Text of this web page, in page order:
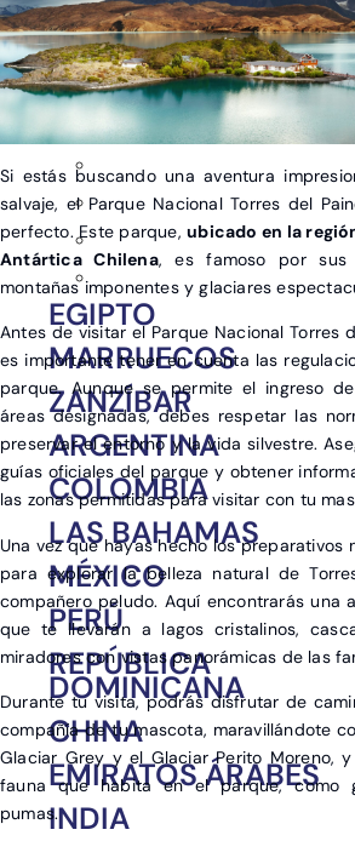
EGIPTO
MARRUECOS
ZANZÍBAR
ARGENTINA
COLOMBIA
LAS BAHAMAS
MÉXICO
PERÚ
REPÚBLICA
DOMINICANA
CHINA
EMIRATOS ÁRABES
INDIA
Si estás buscando una aventura
salvaje, el Parque Nacional Torres del
perfecto. Este parque,ubicado en la
Antártica Chilena, es famoso por sus
montañas imponentes y glaciares
Antes de visitar el Parque Nacional Torres
es importante tener en cuenta las
parque. Aunque se permite el ingreso
áreas designadas, debes respetar las
preservar el entorno y la vida silvestre.
guías oficiales del parque y obtener
las zonas permitidas para visitar con tu
Una vez que hayas hecho los preparativos
para explorar la belleza natural de
compañero peludo. Aquí encontrarás una
que te llevarán a lagos cristalinos,
miradores con vistas panorámicas de las
Durante tu visita, podrás disfrutar de
compañía de tu mascota, maravillándote
Glaciar Grey y el Glaciar Perito Moreno,
fauna que habita en el parque, como
pumas.